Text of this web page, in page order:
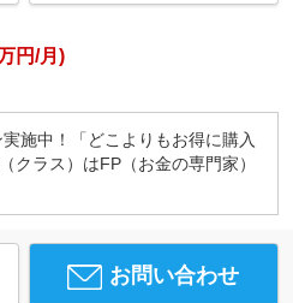
円/月)
施中！「どこよりもお得に購入
クラス）はFP（お金の専門家）
お問い合わせ